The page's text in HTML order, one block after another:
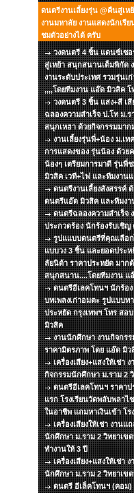
ดนตรีงานเลี้ยงรุ่น @คืนสู่เห
งานมหาลัย งานแสดงนักเรี
ชมตัวอย่างได้ ครับ
วงดนตรี 4 ชิ้น แดนซ์เซอ
สู่เหย้า สนุกสนานเต็มพิกัด
งานระดับประเทศ รวมรุ่นเ
,,,,โดยทีมงาน แอ๊ด มิวสิค โ
วงดนตรี 3 ชิ้น แสง+สี เ
ฉลองความสำเร็จ ป.โท ม.
สนุกเหฮา ด้วยกิจกรรมมา
งานเลี้ยงรุ่นพี่+น้อง ม.เ
การแสดงของ รุ่นน้อง ด้วย
น้องๆ เตรียมการมาดี รุ่น
มิวสิค เวที+ไฟ และทีมงาน
ดนตรีงานเลี้ยงสังสรรค์
ดนตรีแอ๊ด มิวสิค และทีมง
ดนตรีฉลองความสำเร็จ
ประกวดร้อง นักร้องรับเชิ
รูปแแบบดนตรีที่คุณเลือก
แบบวง 3 ชิ้น และยอดประ
ลัยนิด้า ราคาประหยัด มาก
สนุกสนาน....โดยทีมงาน แ
ดนตรีอีเลคโทนฯ นักร้อง
บทเพลงเก่าอมตะ รูปแบบท
ประหยัด กรุงเทพฯ โทร สอ
มิวสิค
งานนักศึกษา งานกิจกร
ราคามิตรภาพ โดย แอ๊ด มิว
เครื่องเสียง+แสงให้เช่า
กิจกรรมนักศึกษา ม.ราม 2
ดนตรีอีเลคโทนฯ ราคา
แรก โรงเรียนวัดพลับพลาไ
ในอาชีพ แถมหาเงินเข้า โร
เครื่องเสียงให้เช่า งาน
นักศึกษา ม.ราม 2 วิทยาเข
ทำงานให้ 3 ปี
เครื่องเสียง+แสงให้เช่า
นักศึกษา ม.ราม 2 วิทยาเข
ดนตรี อีเล็คโทนฯ (คอม)